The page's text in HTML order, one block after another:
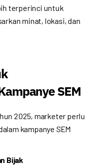
terperinci untuk
minat, lokasi, dan
SEM
2025, marketer perlu
kampanye SEM
Bijak